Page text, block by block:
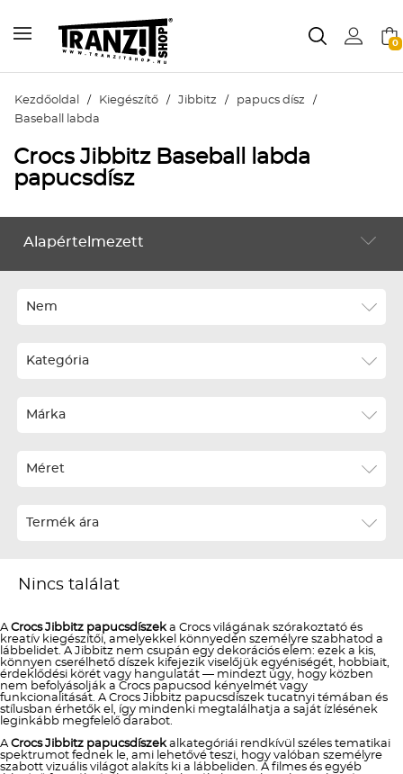
0
Kezdőoldal / Kiegészítő / Jibbitz / papucs dísz /
Baseball labda
Crocs Jibbitz Baseball labda
papucsdísz
KIEGÉSZÍTŐ
Alapértelmezett
Alapértelmezett
Legújabbak
Ár szerint növekvő
Téli termékek előre ár szerint növekvő
Nem
Kategória
Márka
Méret
Termék ára
Nincs találat
ACrocs Jibbitz papucsdíszeka Crocs világának szórakoztató és
kreatív kiegészítői, amelyekkel könnyedén személyre szabhatod a
lábbelidet. A Jibbitz nem csupán egy dekorációs elem: ezek a kis,
könnyen cserélhető díszek kifejezik viselőjük egyéniségét, hobbiait,
érdeklődési körét vagy hangulatát — mindezt úgy, hogy közben
nem befolyásolják a Crocs papucsod kényelmét vagy
funkcionalitását. A Crocs Jibbitz papucsdíszek tucatnyi témában és
stílusban érhetők el, így mindenki megtalálhatja a saját ízlésének
leginkább megfelelő darabot.
ACrocs Jibbitz papucsdíszekalkategóriái rendkívül széles tematikai
spektrumot fednek le, ami lehetővé teszi, hogy valóban személyre
szabott vizuális világot alakíts ki a lábbeliden. A filmes és egyéb